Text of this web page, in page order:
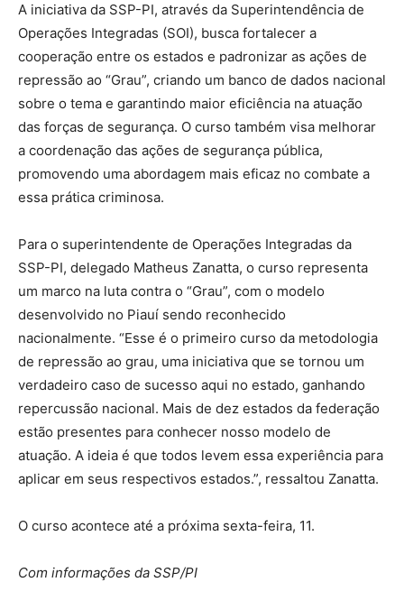
A iniciativa da SSP-PI, através da Superintendência de
Operações Integradas (SOI), busca fortalecer a
cooperação entre os estados e padronizar as ações de
repressão ao “Grau”, criando um banco de dados nacional
sobre o tema e garantindo maior eficiência na atuação
das forças de segurança. O curso também visa melhorar
a coordenação das ações de segurança pública,
promovendo uma abordagem mais eficaz no combate a
essa prática criminosa.
Para o superintendente de Operações Integradas da
SSP-PI, delegado Matheus Zanatta, o curso representa
um marco na luta contra o “Grau”, com o modelo
desenvolvido no Piauí sendo reconhecido
nacionalmente. “Esse é o primeiro curso da metodologia
de repressão ao grau, uma iniciativa que se tornou um
verdadeiro caso de sucesso aqui no estado, ganhando
repercussão nacional. Mais de dez estados da federação
estão presentes para conhecer nosso modelo de
atuação. A ideia é que todos levem essa experiência para
aplicar em seus respectivos estados.”, ressaltou Zanatta.
O curso acontece até a próxima sexta-feira, 11.
Com informações da SSP/PI